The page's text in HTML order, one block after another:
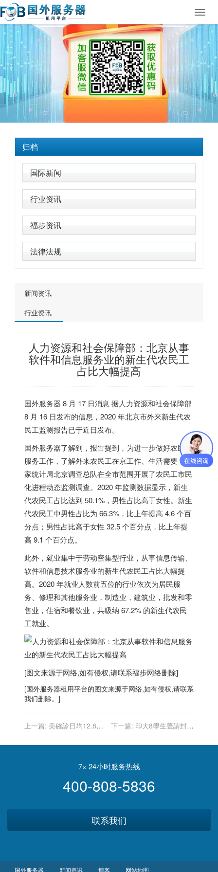
归档
国际新闻
行业资讯
福步资讯
法律法规
新闻资讯
行业资讯
人力资源和社会保障部：北京从事
软件和信息服务业的新生代农民工
占比大幅提高
国外服务器 8 月 17 日消息 据人力资源和社会保障部
8 月 16 日发布的信息，2020 年北京市外来新生代农
民工监测报告已于近日发布。
国外服务器了解到，报告提到，为进一步做好农民工
服务工作，了解外来农民工在京工作、生活需要，国
家统计局北京调查总队在全市范围开展了农民工市民
化进程动态监测调查。2020 年监测数据显示， 新生
代农民工占比达到 50.1% ，男性占比高于女性。新生
代农民工中男性占比为 66.3%，比上年提高 4.6 个百
分点；男性占比高于女性 32.5 个百分点，比上年提
高 9.1 个百分点。
此外，就业集中于劳动密集型行业， 从事信息传输、
软件和信息技术服务业的新生代农民工占比大幅提
高。2020 年就业人数前五位的行业依次为居民服
务、修理和其他服务业，制造业，建筑业，批发和零
售业，住宿和餐饮业，共吸纳 67.2% 的新生代农民
工就业。
[图文来源于网络,如有侵权,请联系福步网络删除]
[国外服务器租用平台的图文来源于网络,如有侵权,请联系
我们删除。]
上一篇: 美確診日均12.8萬
來新高
下一篇: 印大8學生聲請封殺
巴瑞特駁回
7× 24小时服务热线
400-808-5836
联系我们
国外服务器 新闻资讯 博客 网站地图